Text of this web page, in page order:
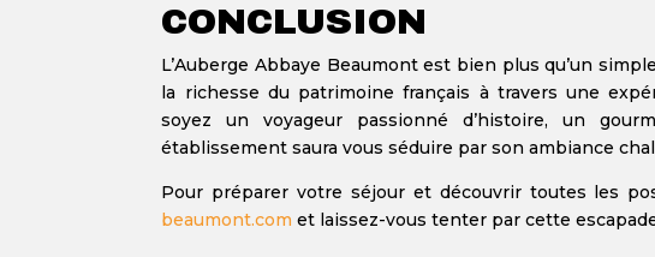
CONCLUSION
L’Auberge Abbaye Beaumont est bien plus qu’un
la richesse du patrimoine français à travers une
soyez un voyageur passionné d’histoire, un
établissement saura vous séduire par son ambiance
Pour préparer votre séjour et découvrir toutes les
beaumont.com et laissez-vous tenter par cette